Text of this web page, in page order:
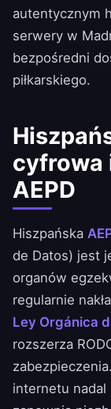
autentycznym
serwery w
bezpośredni
piłkarskiego.
cyfrowa
AEPD
Hiszpańska
de Datos) jest
organów
regularnie
Ley Orgánica
rozszerza
internetu nadal